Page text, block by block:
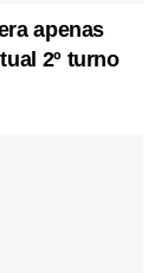
apenas
2º turno